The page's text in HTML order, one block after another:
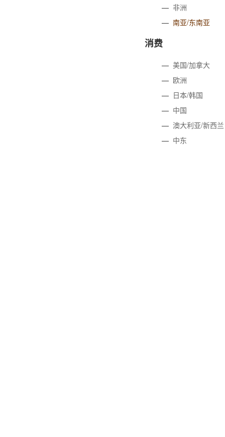
—非洲
—南亚/东南亚
消费
—美国/加拿大
— 欧洲
— 日本/韩国
— 中国
— 澳大利亚/新西兰
— 中东